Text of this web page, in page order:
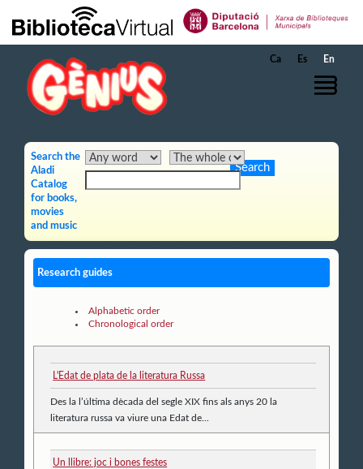
Skip to Main Content
Ca Es En
Search the
Aladi
Catalog
for books,
movies
and music
Research guides
Alphabetic order
Chronological order
L'Edat de plata de la literatura Russa
Des la l’última dècada del segle XIX fins als anys 20 la
literatura russa va viure una Edat de...
Un llibre: joc i bones festes